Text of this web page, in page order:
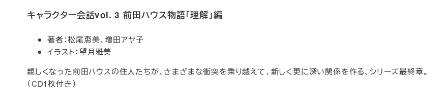
キャラクター会話vol. 3 前田ハウス物語「理解」編
著者：松尾恵美、増田アヤ子
イラスト：望月雅美
親しくなった前田ハウスの住人たちが、さまざまな衝突を乗り越えて、新しく更に深い関係を作る、シリーズ最終章。
（CD1枚付き）